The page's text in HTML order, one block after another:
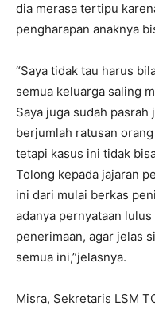
dia merasa tertipu
pengharapan anaknya
“Saya tidak tau harus
semua keluarga saling
Saya juga sudah
berjumlah ratusan
tetapi kasus ini tidak
Tolong kepada jajaran
ini dari mulai berkas
adanya pernyataan
penerimaan, agar jelas
semua ini,”jelasnya.
Misra, Sekretaris LSM